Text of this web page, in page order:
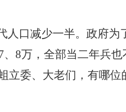
口减少一半。政府
8万，全部当二年兵
委、大老们，有哪